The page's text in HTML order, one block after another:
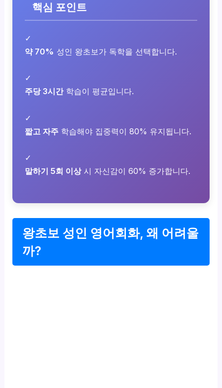
핵심 포인트
✓
약 70% 성인 왕초보가 독학을 선택합니다.
✓
주당 3시간학습이 평균입니다.
✓
짧고 자주 학습해야 집중력이 80% 유지됩니다.
✓
말하기 5회 이상시 자신감이 60% 증가합니다.
왕초보 성인 영어회화, 왜 어려울
까?